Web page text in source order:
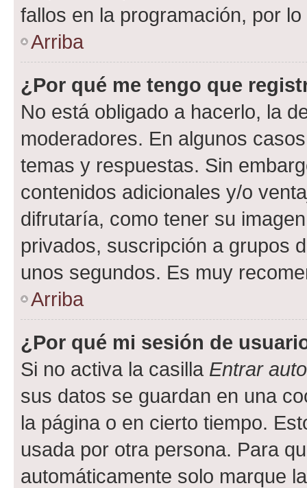
fallos en la programación, por
Arriba
¿Por qué me tengo que
No está obligado a hacerlo, la
moderadores. En algunos
temas y respuestas. Sin
contenidos adicionales y/o
difrutaría, como tener su
privados, suscripción a grupos
unos segundos. Es muy
Arriba
¿Por qué mi sesión de
Si no activa la casilla Entrar
sus datos se guardan en una
la página o en cierto tiempo.
usada por otra persona. Para
automáticamente solo marque